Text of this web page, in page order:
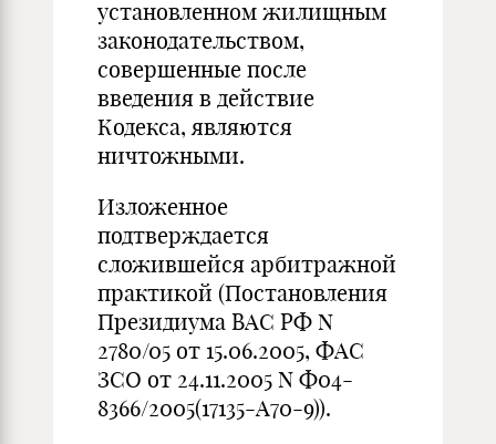
установленном жилищным
законодательством,
совершенные после
введения в действие
Кодекса, являются
ничтожными.
Изложенное
подтверждается
сложившейся арбитражной
практикой (Постановления
Президиума ВАС РФ N
2780/05 от 15.06.2005, ФАС
ЗСО от 24.11.2005 N Ф04-
8366/2005(17135-А70-9)).